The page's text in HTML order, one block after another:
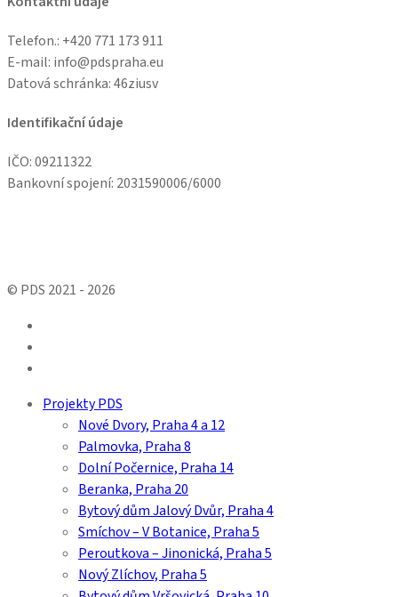
Telefon.: +420 771 173 911
E-mail: info@pdspraha.eu
Datová schránka:46ziusv
Identifikační údaje
IČO: 09211322
Bankovní spojení: 2031590006/6000
© PDS 2021 - 2026
Close Projekty PDS
Nové Dvory, Praha 4 a 12
Palmovka, Praha 8
Dolní Počernice, Praha 14
Beranka, Praha 20
Bytový dům Jalový Dvůr, Praha 4
Smíchov – V Botanice, Praha 5
Peroutkova – Jinonická, Praha 5
Nový Zlíchov, Praha 5